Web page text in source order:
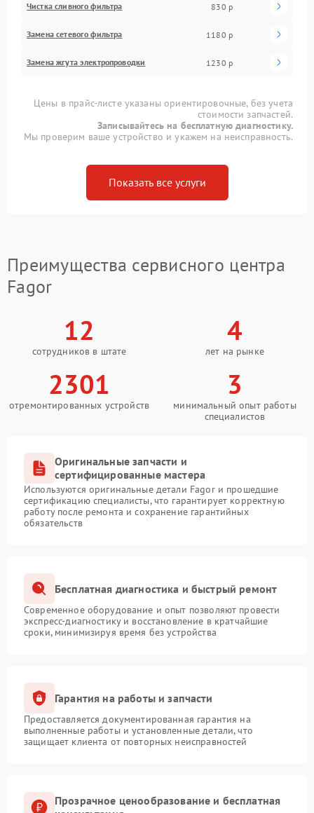
Чистка сливного фильтра 830 р
Замена сетевого фильтра 1180 р
Замена жгута электропроводки 1230 р
Цены в прайс-листе указаны ориентировочные, без учета
стоимости запчастей.
Записывайтесь на бесплатную диагностику.
Мы проверим ваше устройство и укажем на неисправность.
Показать все услуги
Преимущества сервисного центра
Fagor
12
сотрудников в штате
4
лет на рынке
2301
отремонтированных устройств
3
минимальный опыт работы
специалистов
Оригинальные запчасти и
сертифицированные мастера
Используются оригинальные детали Fagor и прошедшие
сертификацию специалисты, что гарантирует корректную
работу после ремонта и сохранение гарантийных
обязательств
Бесплатная диагностика и быстрый ремонт
Современное оборудование и опыт позволяют провести
экспресс-диагностику и восстановление в кратчайшие
сроки, минимизируя время без устройства
Гарантия на работы и запчасти
Предоставляется документированная гарантия на
выполненные работы и установленные детали, что
защищает клиента от повторных неисправностей
Прозрачное ценообразование и бесплатная